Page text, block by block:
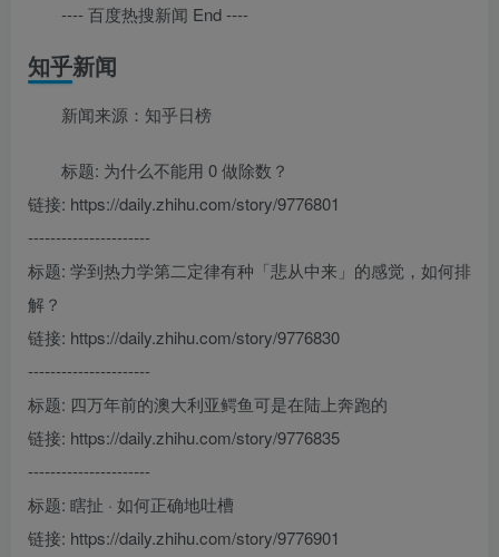
---- 百度热搜新闻 End ----
知乎新闻
新闻来源：知乎日榜
标题: 为什么不能用 0 做除数？
链接: https://daily.zhihu.com/story/9776801
----------------------
标题: 学到热力学第二定律有种「悲从中来」的感觉，如何排
解？
链接: https://daily.zhihu.com/story/9776830
----------------------
标题: 四万年前的澳大利亚鳄鱼可是在陆上奔跑的
链接: https://daily.zhihu.com/story/9776835
----------------------
标题: 瞎扯 · 如何正确地吐槽
链接: https://daily.zhihu.com/story/9776901